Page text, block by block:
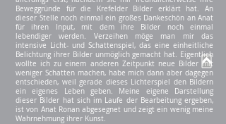
Beweggründe für die Krefelder Bilder erklärt hat. An
dieser Stelle noch einmal ein großes Dankeschön an Anat
für ihren Input, mit dem ihre Bilder noch einmal
lebendiger werden. Verzeihen möge man mir das
intensive Licht- und Schattenspiel, das eine einheitliche
Belichtung ihrer Bilder unmöglich gemacht hat. Eigentlich
wollte ich zu einem anderen Zeitpunkt neue Bilder mit
weniger Schatten machen, habe mich dann aber dagegen
entschieden, weil gerade dieses Lichterspiel den Bildern
ein eigenes Leben geben. Meine eigene Darstellung
dieser Bilder hat sich im Laufe der Bearbeitung ergeben,
ist von Anat Ronan abgesegnet und zeigt ein wenig meine
Wahrnehmung ihrer Kunst.